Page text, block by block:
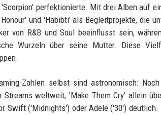
perfektionierte. Mit drei Alben auf
und 'Habibti' als Begleitprojekte, die
von R&B und Soul beeinflusst sein,
Wurzeln über seine Mutter. Diese
Zahlen selbst sind astronomisch:
Streams weltweit, 'Make Them Cry' allein
Swift ('Midnights') oder Adele ('30')